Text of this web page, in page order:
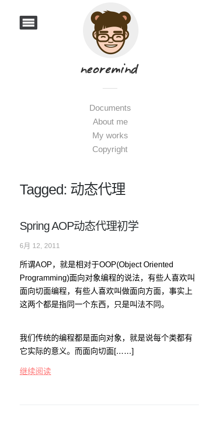
Documents
About me
My works
Copyright
Tagged: 动态代理
Spring AOP动态代理初学
6月 12, 2011
所谓AOP，就是相对于OOP(Object Oriented
Programming)面向对象编程的说法，有些人喜欢叫
面向切面编程，有些人喜欢叫做面向方面，事实上
这两个都是指同一个东西，只是叫法不同。
我们传统的编程都是面向对象，就是说每个类都有
它实际的意义。而面向切面[……]
继续阅读